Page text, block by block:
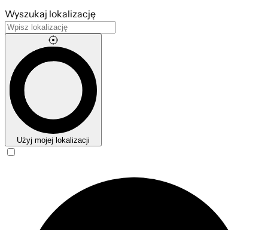
Wyszukaj lokalizację
Użyj mojej lokalizacji